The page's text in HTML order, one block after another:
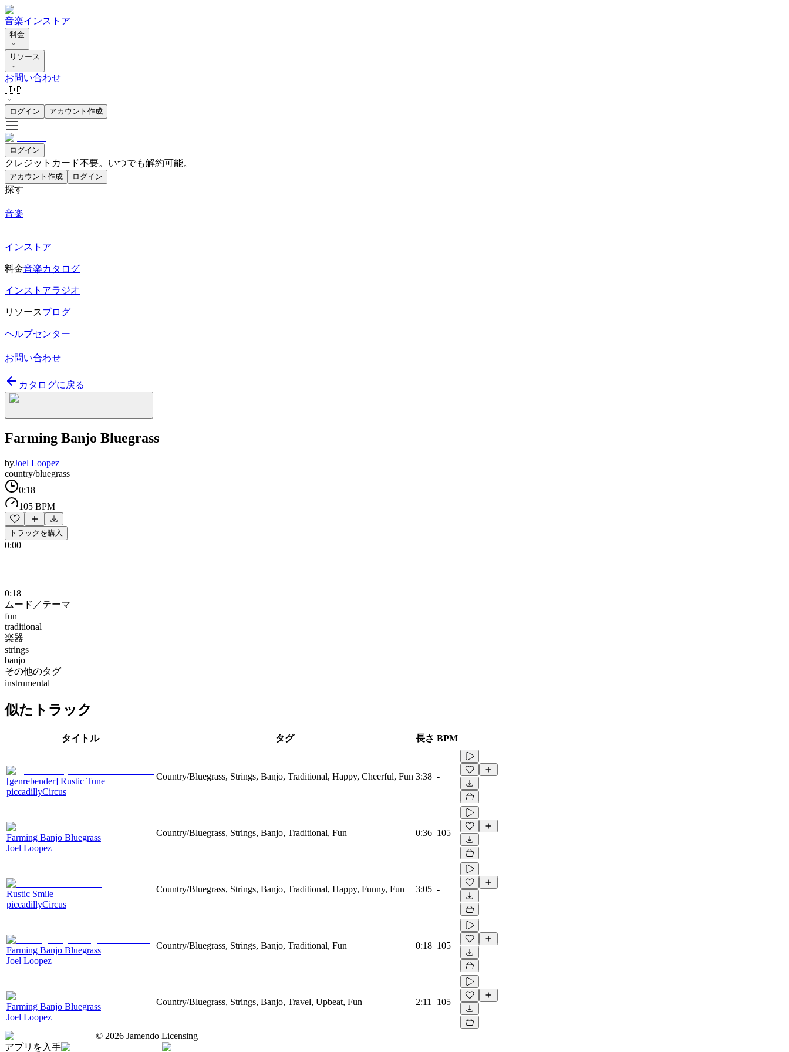
音楽インストア
料金
リソース
お問い合わせ
🇯🇵
ログイン アカウント作成
ログイン
クレジットカード不要。いつでも解約可能。
アカウント作成 ログイン
探す
音楽
インストア
料金音楽カタログ
インストアラジオ
リソースブログ
ヘルプセンター
お問い合わせ
カタログに戻る
Farming Banjo Bluegrass
byJoel Loopez
country/bluegrass
0:18
105 BPM
トラックを購入
0:00
0:18
ムード／テーマ
fun
traditional
楽器
strings
banjo
その他のタグ
instrumental
似たトラック
タイトル タグ 長さ BPM
[genrebender] Rustic Tune
piccadillyCircus
Country/Bluegrass, Strings, Banjo, Traditional, Happy, Cheerful, Fun 3:38 -
Farming Banjo Bluegrass
Joel Loopez
Country/Bluegrass, Strings, Banjo, Traditional, Fun 0:36 105
Rustic Smile
piccadillyCircus
Country/Bluegrass, Strings, Banjo, Traditional, Happy, Funny, Fun 3:05 -
Farming Banjo Bluegrass
Joel Loopez
Country/Bluegrass, Strings, Banjo, Traditional, Fun 0:18 105
Farming Banjo Bluegrass
Joel Loopez
Country/Bluegrass, Strings, Banjo, Travel, Upbeat, Fun 2:11 105
© 2026 Jamendo Licensing
アプリを入手